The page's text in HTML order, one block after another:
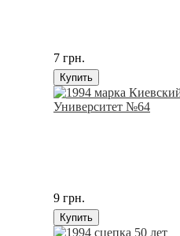
7 грн.
Купить
9 грн.
Купить